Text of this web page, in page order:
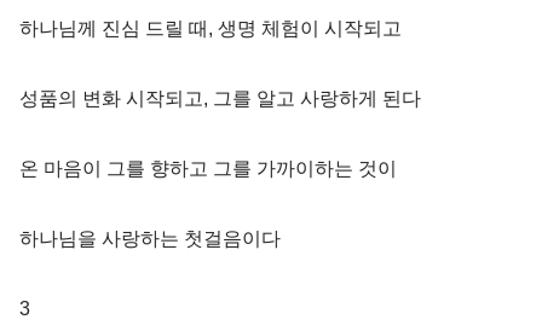
하나님께 진심 드릴 때, 생명 체험이 시작되고
성품의 변화 시작되고, 그를 알고 사랑하게 된다
온 마음이 그를 향하고 그를 가까이하는 것이
하나님을 사랑하는 첫걸음이다
3